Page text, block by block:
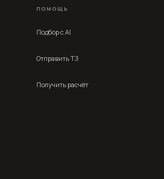
ПОМОЩЬ
Подбор с AI
Отправить ТЗ
Получить расчёт